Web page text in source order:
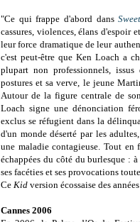
"Ce qui frappe d'abord dans
cassures, violences, élans d'espoir
leur force dramatique de leur
c'est peut-être que Ken Loach a
plupart non professionnels,
postures et sa verve, le jeune
Autour de la figure centrale de
Loach signe une dénonciation
exclus se réfugient dans la
d'un monde déserté par les
une maladie contagieuse. Tout en
échappées du côté du burlesque :
ses facéties et ses provocations
Ce Kid version écossaise des
Cannes 2006